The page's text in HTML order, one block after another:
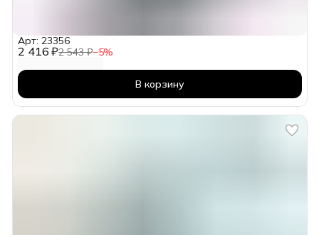
2 416 ₽2 543 ₽−5%
Арт: 23356
В корзину